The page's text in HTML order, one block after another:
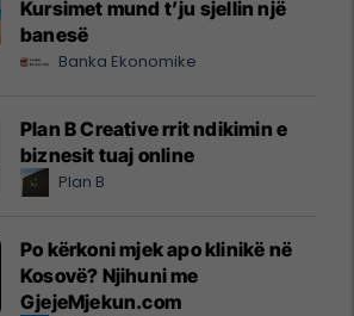
Kursimet mund t’ju sjellin një
banesë
Banka Ekonomike
Plan B Creative rrit ndikimin e
biznesit tuaj online
Plan B
Po kërkoni mjek apo klinikë në
Kosovë? Njihuni me
GjejeMjekun.com